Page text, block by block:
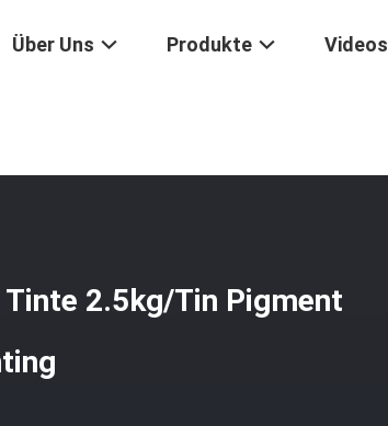
Über Uns Produkte Videos
2.5kg/Tin Pigment